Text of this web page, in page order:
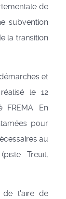
de
subvention
la transition
et
le 12
FREMA. En
pour
au
Treuil,
de l'aire de